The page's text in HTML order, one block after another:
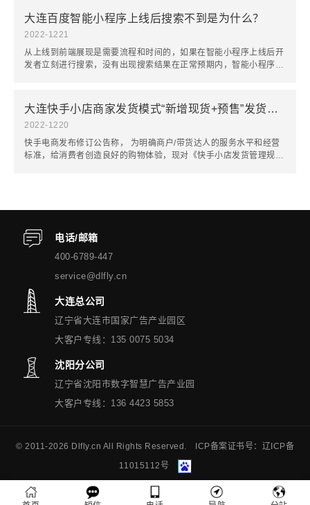
21
2022-12
大连百度智能小程序上线后搜索不到是为什么？
从上线到前端展现是需要流程和时间的，如果在智能小程序上线后开
发者立刻进行搜索，没有出现搜索结果在正常预期内，智能小程序可
20
2022-12
大连快手小店商家发货模式“新增现货+预售”发货模式
快手电商发布修订公告称， 为明确商户/带货达人的服务水平和经营
标准，给消费者创造良好的购物体验，现对《快手小店发货管理规
电话/邮箱
400-6789-447
service@dlfly.cn
大连总公司
辽宁省大连市国家广告产业园区
大客户专线：135 0075 5034
沈阳分公司
辽宁省沈阳市数字智慧广告产业园
大客户专线：136 4423 5853
© 2011-2026 Dlfly.cn All Rights Reserved. ICP备案证书号： 辽ICP备
11015112号